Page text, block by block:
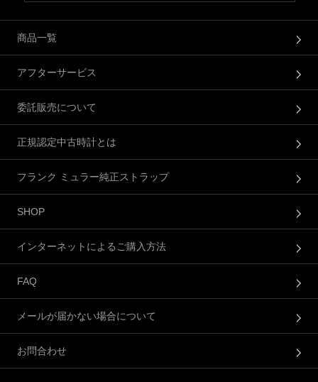
商品一覧
アフターサービス
委託販売について
正規認定中古時計とは
フランク ミュラー純正ストラップ
SHOP
インターネットによるご購入方法
FAQ
メールが届かない場合について
お問合わせ